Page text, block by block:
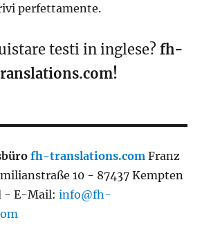
perfettamente.
testi in inglese? fh-
fh-translations.com Franz
10 - 87437 Kempten
- E-Mail:info@fh-